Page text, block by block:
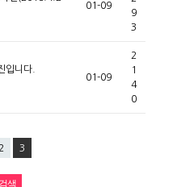
01-09
9
3
입니다.
01-09
2
1
4
0
2 3